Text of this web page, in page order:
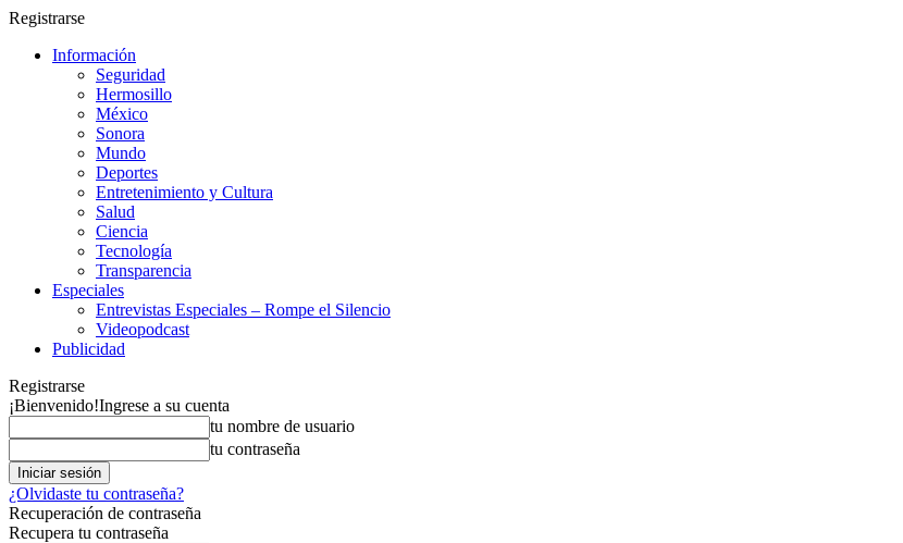
Registrarse
Información
Seguridad
Hermosillo
México
Sonora
Mundo
Deportes
Entretenimiento y Cultura
Salud
Ciencia
Tecnología
Transparencia
Especiales
Entrevistas Especiales – Rompe el Silencio
Videopodcast
Publicidad
Registrarse
¡Bienvenido!Ingrese a su cuenta
tu nombre de usuario
tu contraseña
¿Olvidaste tu contraseña?
Recuperación de contraseña
Recupera tu contraseña